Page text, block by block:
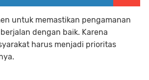
untuk memastikan pengamanan
dengan baik. Karena
harus menjadi prioritas